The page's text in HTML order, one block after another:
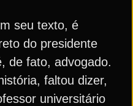
seu texto, é
do presidente
de fato, advogado.
faltou dizer,
universitário